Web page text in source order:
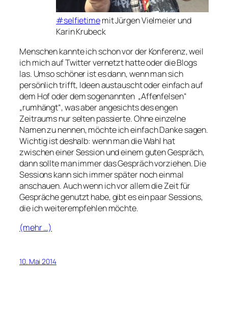
#selfietimemit Jürgen Vielmeier und
Karin Krubeck
Menschen kannte ich schon vor der Konferenz, weil
ich mich auf Twitter vernetzt hatte oder die Blogs
las. Umso schöner ist es dann, wenn man sich
persönlich trifft, Ideen austauscht oder einfach auf
dem Hof oder dem sogenannten „Affenfelsen“
„rumhängt“, was aber angesichts des engen
Zeitraums nur selten passierte. Ohne einzelne
Namen zu nennen, möchte ich einfach Danke sagen.
Wichtig ist deshalb: wenn man die Wahl hat
zwischen einer Session und einem guten Gespräch,
dann sollte man immer das Gespräch vorziehen. Die
Sessions kann sich immer später noch einmal
anschauen. Auch wenn ich vor allem die Zeit für
Gespräche genutzt habe, gibt es ein paar Sessions,
die ich weiterempfehlen möchte.
(mehr …)
10. Mai 2014